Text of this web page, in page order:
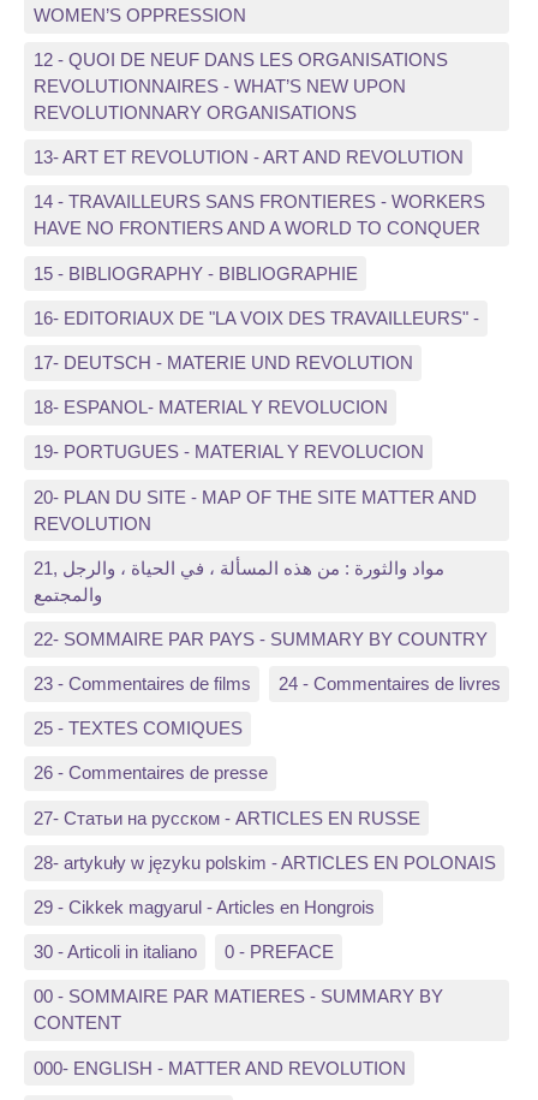
WOMEN’S OPPRESSION
12 - QUOI DE NEUF DANS LES ORGANISATIONS
REVOLUTIONNAIRES - WHAT’S NEW UPON
REVOLUTIONNARY ORGANISATIONS
13- ART ET REVOLUTION - ART AND REVOLUTION
14 - TRAVAILLEURS SANS FRONTIERES - WORKERS
HAVE NO FRONTIERS AND A WORLD TO CONQUER
15 - BIBLIOGRAPHY - BIBLIOGRAPHIE
16- EDITORIAUX DE "LA VOIX DES TRAVAILLEURS" -
17- DEUTSCH - MATERIE UND REVOLUTION
18- ESPANOL- MATERIAL Y REVOLUCION
19- PORTUGUES - MATERIAL Y REVOLUCION
20- PLAN DU SITE - MAP OF THE SITE MATTER AND
REVOLUTION
21, مواد والثورة : من هذه المسألة ، في الحياة ، والرجل
والمجتمع
22- SOMMAIRE PAR PAYS - SUMMARY BY COUNTRY
23 - Commentaires de films 24 - Commentaires de livres
25 - TEXTES COMIQUES
26 - Commentaires de presse
27- Статьи на русском - ARTICLES EN RUSSE
28- artykuły w języku polskim - ARTICLES EN POLONAIS
29 - Cikkek magyarul - Articles en Hongrois
30 - Articoli in italiano 0 - PREFACE
00 - SOMMAIRE PAR MATIERES - SUMMARY BY
CONTENT
000- ENGLISH - MATTER AND REVOLUTION